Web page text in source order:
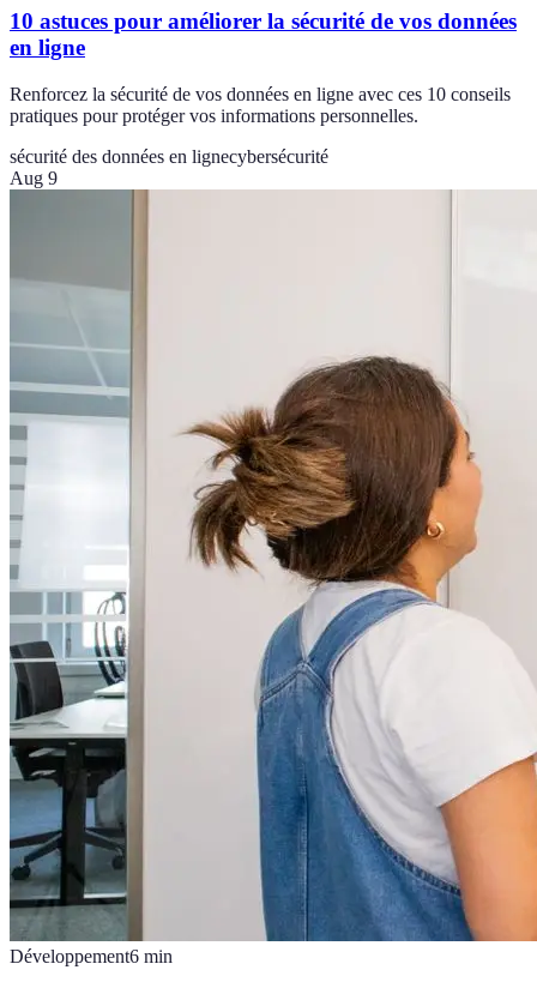
10 astuces pour améliorer la sécurité de vos données
en ligne
Renforcez la sécurité de vos données en ligne avec ces 10 conseils
pratiques pour protéger vos informations personnelles.
sécurité des données en lignecybersécurité
Aug 9
Développement6 min